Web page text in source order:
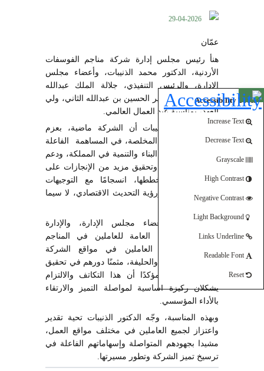
Open toolbar
Accessibility Tools
Increase Text
Decrease Text
Grayscale
High Contrast
Negative Contrast
Light Background
Links Underline
Readable Font
Reset
29-04-2026
عمّان
هنأ رئيس مجلس إدارة شركة مناجم الفوسفات
الأردنية، الدكتور محمد الذنيبات، وأعضاء مجلس
الإدارة، والرئيس التنفيذي، جلالة الملك عبدالله
الثاني، وسمو الأمير الحسين بن عبدالله الثاني، ولي
العهد، بمناسبة عيد العمال العالمي.
وأكد الدكتور الذنيبات أن الشركة ماضية، بعزم
كوادرها وجهودهم المخلصة، في المساهمة الفاعلة
في تعزيز مسيرة البناء والتنمية في المملكة، ودعم
الاقتصاد الوطني، وتحقيق مزيد من الإنجازات على
صعيد أعمالها وخططها، انسجامًا مع التوجيهات
الملكية السامية ورؤية التحديث الاقتصادي، لا سيما
وأشاد بجهود أعضاء مجلس الإدارة، والإدارة
التنفيذية، والنقابة العامة للعاملين في المناجم
والتعدين، وكافة العاملين في مواقع الشركة
والشركات التابعة والحليفة، مثمنًا دورهم في تحقيق
إنجازات نوعية، مؤكدًا أن هذا التكاتف والالتزام
يشكّلان ركيزة أساسية لمواصلة التميز والارتقاء
بالأداء المؤسسي.
وبهذه المناسبة، وجّه الدكتور الذنيبات تحية تقدير
واعتزاز لجميع العاملين في مختلف مواقع العمل،
مشيدا بجهودهم المتواصلة وإسهاماتهم الفاعلة في
ترسيخ تميز الشركة وتطور مسيرتها.